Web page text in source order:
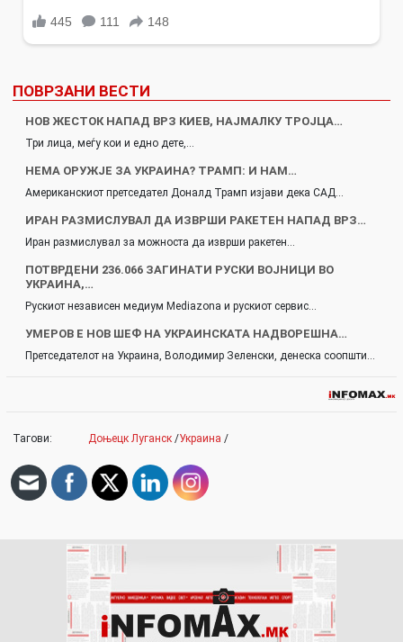
ПОВРЗАНИ ВЕСТИ
НОВ ЖЕСТОК НАПАД ВРЗ КИЕВ, НАЈМАЛКУ ТРОЈЦА…
Три лица, меѓу кои и едно дете,…
НЕМА ОРУЖЈЕ ЗА УКРАИНА? ТРАМП: И НАМ…
Американскиот претседател Доналд Трамп изјави дека САД…
ИРАН РАЗМИСЛУВАЛ ДА ИЗВРШИ РАКЕТЕН НАПАД ВРЗ…
Иран размислувал за можноста да изврши ракетен…
ПОТВРДЕНИ 236.066 ЗАГИНАТИ РУСКИ ВОЈНИЦИ ВО
УКРАИНА,…
Рускиот независен медиум Mediazona и рускиот сервис…
УМЕРОВ Е НОВ ШЕФ НА УКРАИНСКАТА НАДВОРЕШНА…
Претседателот на Украина, Володимир Зеленски, денеска соопшти…
Тагови: Доњецк Луганск /Украина /